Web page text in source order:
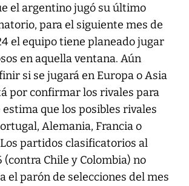
el argentino jugó su último
para el siguiente mes de
el equipo tiene planeado jugar
en aquella ventana. Aún
si se jugará en Europa o Asia
por confirmar los rivales para
estima que los posibles rivales
Alemania, Francia o
partidos clasificatorios al
Chile y Colombia) no
el parón de selecciones del mes